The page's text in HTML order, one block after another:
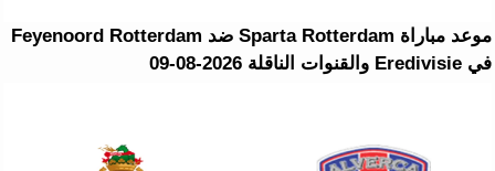
موعد مباراة Sparta Rotterdam ضد Feyenoord Rotterdam
في Eredivisie والقنوات الناقلة 2026-08-09